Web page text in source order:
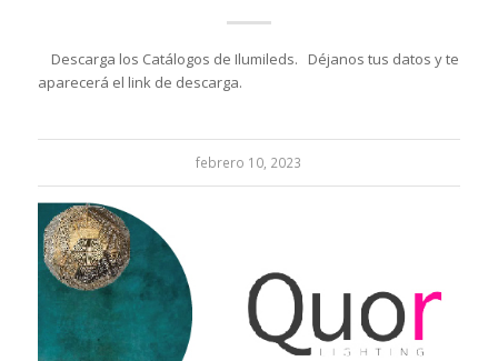
Descarga los Catálogos de Ilumileds. Déjanos tus datos y te
aparecerá el link de descarga.
febrero 10, 2023